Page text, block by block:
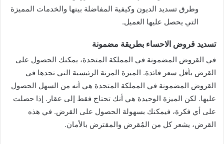
وطرق تسديد الديون وكيفية المفاضلة بينها والخدمات المميزة
التي يحصل عليها العميل.
تسديد قروض الاحساء بطريقة مضمونة
في القروض المضمونة في المملكة المتحدة، يمكنك الحصول على
القرض بأقل سعر فائدة. الميزة المرنة الرئيسية التي تجدها في
القروض المضمونة في المملكة المتحدة هي أنه من السهل الحصول
عليها. لكن الميزة الوحيدة هي أنك تحتاج فقط إلى عقار. إذا حصلت
على أي فكرة، فيمكنك بسهولة الحصول على القرض. في هذه
القرض، يشعر كل من المُقرض والمقترض بالأمان.